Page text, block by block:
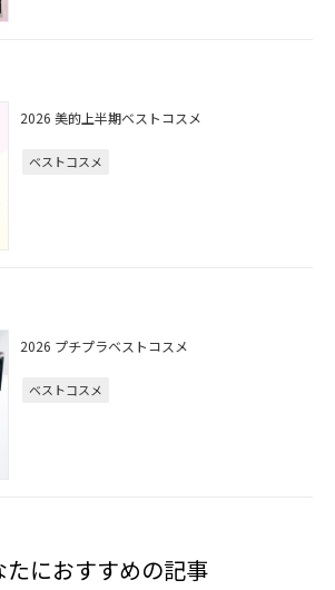
2026 美的上半期ベストコスメ
ベストコスメ
2026 プチプラベストコスメ
ベストコスメ
たにおすすめの記事